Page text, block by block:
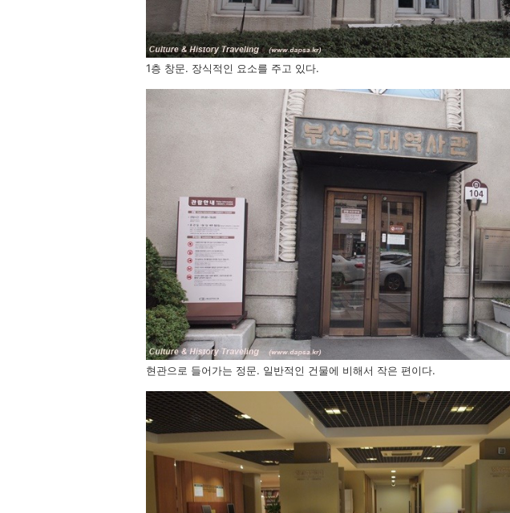
1층 창문. 장식적인 요소를 주고 있다.
현관으로 들어가는 정문. 일반적인 건물에 비해서 작은 편이다.